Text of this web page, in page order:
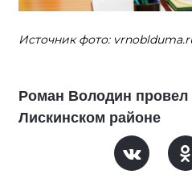
Источник фото:
Роман Володин провел
Лискинском районе